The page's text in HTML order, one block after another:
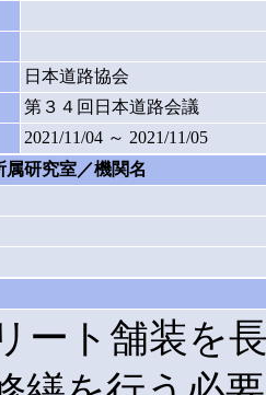
日本道路協会
第３４回日本道路会議
2021/11/04 ～ 2021/11/05
属研究室／機関名
ート舗装を